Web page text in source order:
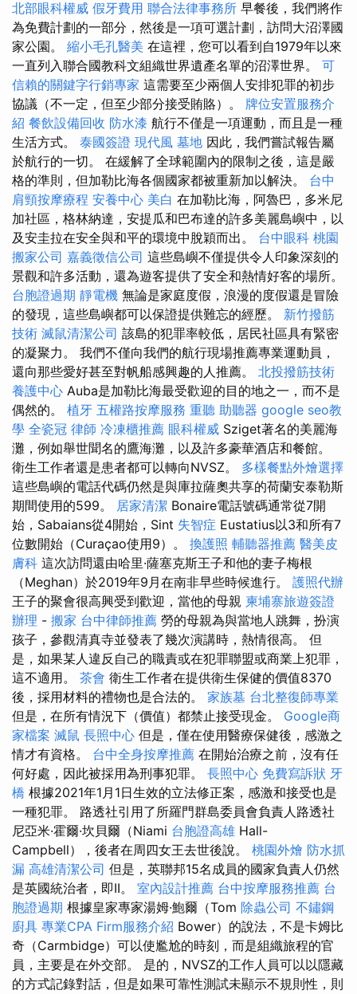
北部眼科權威 假牙費用 聯合法律事務所 早餐後，我們將作
為免費計劃的一部分，然後是一項可選計劃，訪問大沼澤國
家公園。 縮小毛孔醫美 在這裡，您可以看到自1979年以來
一直列入聯合國教科文組織世界遺產名單的沼澤世界。 可
信賴的關鍵字行銷專家 這需要至少兩個人安排犯罪的初步
協議（不一定，但至少部分接受賄賂）。 牌位安置服務介
紹 餐飲設備回收 防水漆 航行不僅是一項運動，而且是一種
生活方式。 泰國簽證 現代風 墓地 因此，我們嘗試報告屬
於航行的一切。 在緩解了全球範圍內的限制之後，這是嚴
格的準則，但加勒比海各個國家都被重新加以解決。 台中
肩頸按摩療程 安養中心 美白 在加勒比海，阿魯巴，多米尼
加社區，格林納達，安提瓜和巴布達的許多美麗島嶼中，以
及安圭拉在安全與和平的環境中脫穎而出。 台中眼科 桃園
搬家公司 嘉義徵信公司 這些島嶼不僅提供令人印象深刻的
景觀和許多活動，還為遊客提供了安全和熱情好客的場所。
台胞證過期 靜電機 無論是家庭度假，浪漫的度假還是冒險
的發現，這些島嶼都可以保證提供難忘的經歷。 新竹撥筋
技術 滅鼠清潔公司 該島的犯罪率較低，居民社區具有緊密
的凝聚力。 我們不僅向我們的航行現場推薦專業運動員，
還向那些愛好甚至對帆船感興趣的人推薦。 北投撥筋技術
養護中心 Auba是加勒比海最受歡迎的目的地之一，而不是
偶然的。 植牙 五權路按摩服務 重聽 助聽器 google seo教
學 全瓷冠 律師 冷凍櫃推薦 眼科權威 Sziget著名的美麗海
灘，例如舉世聞名的鷹海灘，以及許多豪華酒店和餐館。
衛生工作者還是患者都可以轉向NVSZ。 多樣餐點外燴選擇
這些島嶼的電話代碼仍然是與庫拉薩奧共享的荷蘭安泰勒斯
期間使用的599。 居家清潔 Bonaire電話號碼通常從7開
始，Sabaians從4開始，Sint 失智症 Eustatius以3和所有7
位數開始（Curaçao使用9）。 換護照 輔聽器推薦 醫美皮
膚科 這次訪問還由哈里·薩塞克斯王子和他的妻子梅根
（Meghan）於2019年9月在南非早些時候進行。 護照代辦
王子的聚會很高興受到歡迎，當他的母親 柬埔寨旅遊簽證
辦理 - 搬家 台中律師推薦 勞的母親為與當地人跳舞，扮演
孩子，參觀清真寺並發表了幾次演講時，熱情很高。 但
是，如果某人違反自己的職責或在犯罪聯盟或商業上犯罪，
這不適用。 茶會 衛生工作者在提供衛生保健的價值8370
後，採用材料的禮物也是合法的。 家族墓 台北整復師專業
但是，在所有情況下（價值）都禁止接受現金。 Google商
家檔案 滅鼠 長照中心 但是，僅在使用醫療保健後，感激之
情才有資格。 台中全身按摩推薦 在開始治療之前，沒有任
何好處，因此被採用為刑事犯罪。 長照中心 免費寫訴狀 牙
橋 根據2021年1月1日生效的立法修正案，感激和接受也是
一種犯罪。 路透社引用了所羅門群島委員會負責人路透社
尼亞米·霍爾·坎貝爾（Niami 台胞證高雄 Hall-
Campbell），後者在周四女王去世後說。 桃園外燴 防水抓
漏 高雄清潔公司 但是，英聯邦15名成員的國家負責人仍然
是英國統治者，即II。 室內設計推薦 台中按摩服務推薦 台
胞證過期 根據皇家專家湯姆·鮑爾（Tom 除蟲公司 不鏽鋼
廚具 專業CPA Firm服務介紹 Bower）的說法，不是卡姆比
奇（Carmbidge）可以使尷尬的時刻，而是組織旅程的官
員，主要是在外交部。 是的，NVSZ的工作人員可以以隱藏
的方式記錄對話，但是如果可靠性測試未顯示不規則性，則